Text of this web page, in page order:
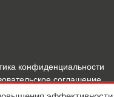
конфиденциальности
соглашение
о Cookies